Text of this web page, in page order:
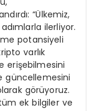
“Ülkemiz,
ilerliyor.
potansiyeli
varlık
erişebilmesini
güncellemesini
görüyoruz.
ek bilgiler ve